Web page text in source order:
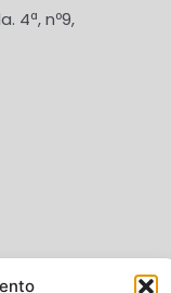
4ª, nº9,